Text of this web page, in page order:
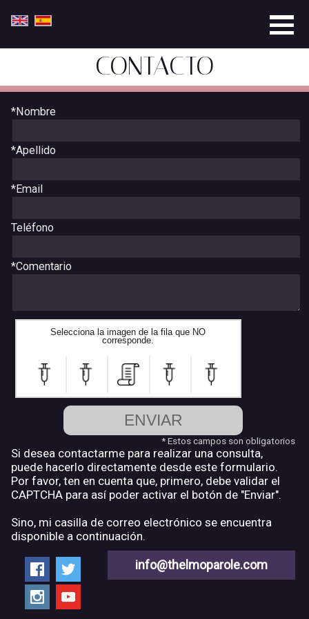
CONTACTO
*Nombre
*Apellido
*Email
Teléfono
*Comentario
Selecciona la imagen de la fila que NO
corresponde.
ENVIAR
* Estos campos son obligatorios
Si desea contactarme para realizar una consulta,
puede hacerlo directamente desde este formulario.
Por favor, ten en cuenta que, primero, debe validar el
CAPTCHA para así poder activar el botón de "Enviar".
Sino, mi casilla de correo electrónico se encuentra
disponible a continuación.
info@thelmoparole.com